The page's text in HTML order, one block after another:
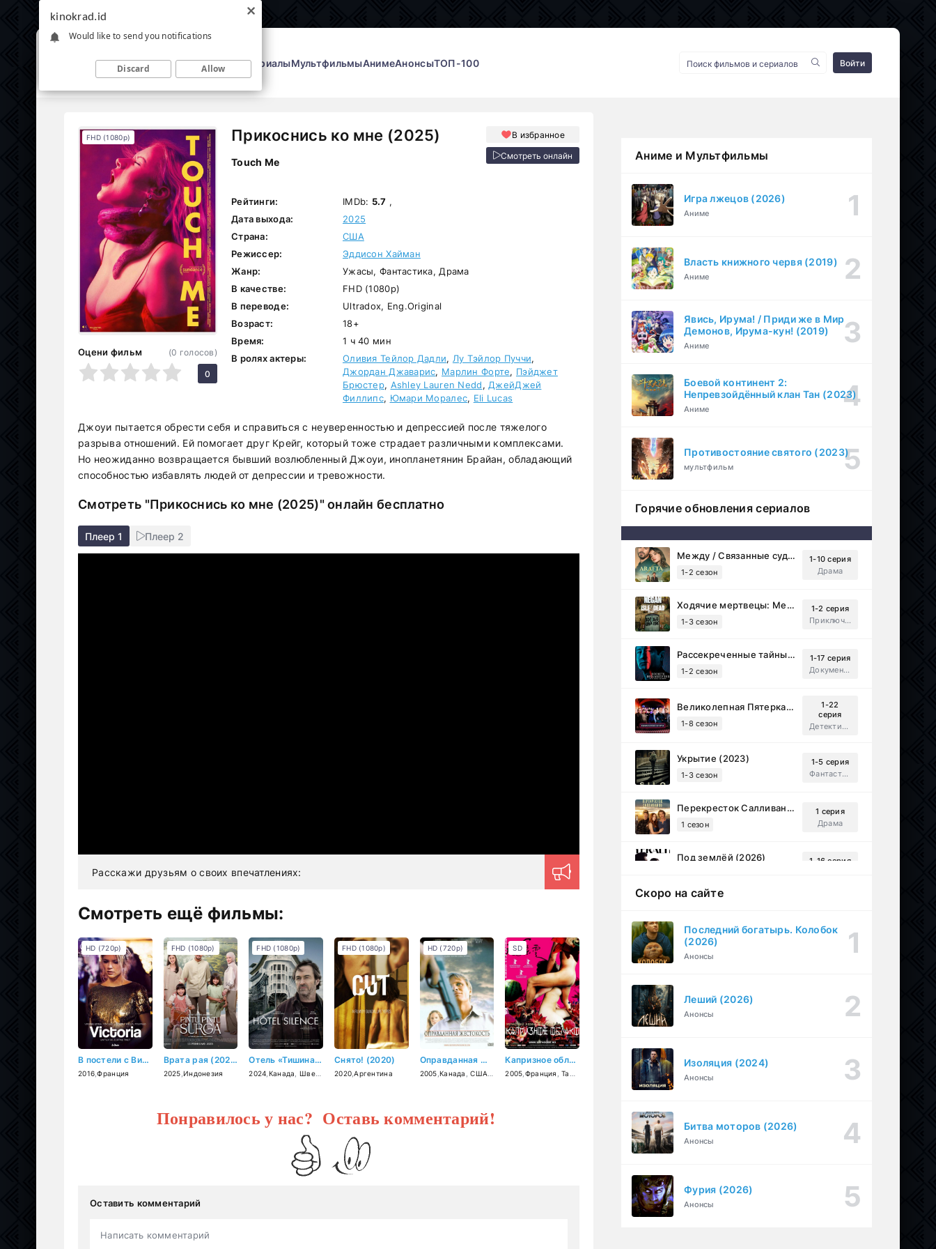
ФильмыСериалыМультфильмыАнимеАнонсыТОП-100 Войти
Прикоснись ко мне (2025)
Touch Me
В избранное
Смотреть онлайн
FHD (1080p)
Оцени фильм
5
(0 голосов)
0
Рейтинги: IMDb: 5.7 ,
Дата выхода:
2025
Страна:
США
Режиссер:
Эддисон Хайман
Жанр:
Ужасы, Фантастика, Драма
В качестве:
FHD (1080p)
В переводе:
Ultradox, Eng.Original
Возраст:
18+
Время:
1 ч 40 мин
В ролях актеры:
Оливия Тейлор Дадли, Лу Тэйлор Пуччи,
Джордан Джаварис, Марлин Форте, Пэйджет
Брюстер, Ashley Lauren Nedd, ДжейДжей
Филлипс, Юмари Моралес, Eli Lucas
Джоуи пытается обрести себя и справиться с неуверенностью и депрессией после тяжелого
разрыва отношений. Ей помогает друг Крейг, который тоже страдает различными комплексами.
Но неожиданно возвращается бывший возлюбленный Джоуи, инопланетянин Брайан, обладающий
способностью избавлять людей от депрессии и тревожности.
Смотреть "Прикоснись ко мне (2025)" онлайн бесплатно
Плеер 1 Плеер 2
Расскажи друзьям о своих впечатлениях:
Смотреть ещё фильмы:
В постели с Викторией (2016)
2016 ,Франция
HD (720p)
Врата рая (2025)
2025 ,Индонезия
FHD (1080p)
Отель «Тишина» (2024)
2024 Канада Швейцария
FHD (1080p)
Снято! (2020)
2020 ,Аргентина
FHD (1080p)
Оправданная жестокость (2005)
2005 ,Канада ,США Германия
HD (720p)
Капризное облако (2005)
2005 Франция ,Тайвань
SD
Понравилось у нас? Оставь комментарий!
Оставить комментарий
Написать комментарий
Аниме и Мультфильмы
Игра лжецов (2026)
Аниме
Власть книжного червя (2019)
Аниме
Явись, Ирума! / Приди же в Мир
Демонов, Ирума-кун! (2019)
Аниме
Боевой континент 2:
Непревзойдённый клан Тан (2023)
Аниме
Противостояние святого (2023)
мультфильм
Горячие обновления сериалов
Между / Связанные судьбой (2025)
1-2 сезон
1-10 серия
Драма
Ходячие мертвецы: Мертвый город (2023)
1-3 сезон
1-2 серия
Приключения, Ужасы, Триллер
Рассекреченные тайны с Дэвидом Духовны (2025)
1-2 сезон
1-17 серия
Документальный, Исторический, Sci-Fi
Великолепная Пятерка (2019)
1-8 сезон
1-22
серия
Детектив, Русский
Укрытие (2023)
1-3 сезон
1-5 серия
Фантастика, Триллер, Драма
Перекресток Салливанов (2023)
1 сезон
1 серия
Драма
Под землёй (2026)
1-16 серия
1-8 сезон
БиМ (2021)
Скоро на сайте
Последний богатырь. Колобок
(2026)
Анонсы
Леший (2026)
Анонсы
Изоляция (2024)
Анонсы
Битва моторов (2026)
Анонсы
Фурия (2026)
Анонсы
kinokrad.id
Would like to send you notifications
Discard Allow